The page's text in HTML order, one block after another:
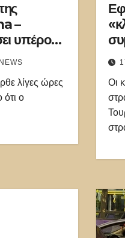
–
υπέροχα
λίγες ώρες
ότι ο
Οι